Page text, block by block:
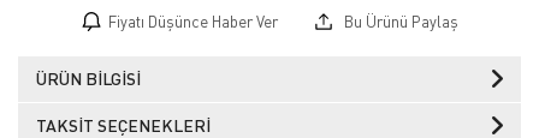
Fiyatı Düşünce Haber Ver Bu Ürünü Paylaş
ÜRÜN BILGISI
TAKSIT SEÇENEKLERI